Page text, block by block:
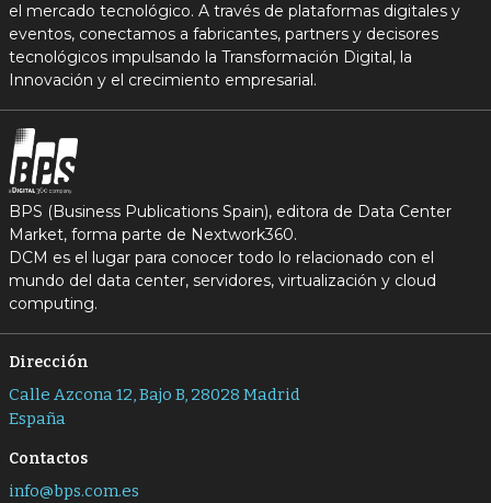
el mercado tecnológico. A través de plataformas digitales y
eventos, conectamos a fabricantes, partners y decisores
tecnológicos impulsando la Transformación Digital, la
Innovación y el crecimiento empresarial.
BPS (Business Publications Spain), editora de Data Center
Market, forma parte de Nextwork360.
DCM es el lugar para conocer todo lo relacionado con el
mundo del data center, servidores, virtualización y cloud
computing.
Dirección
Calle Azcona 12, Bajo B, 28028 Madrid
España
Contactos
info@bps.com.es